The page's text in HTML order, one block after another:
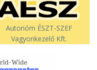
Autonóm ÉSZT-SZEF
Vagyonkezelő Kft.